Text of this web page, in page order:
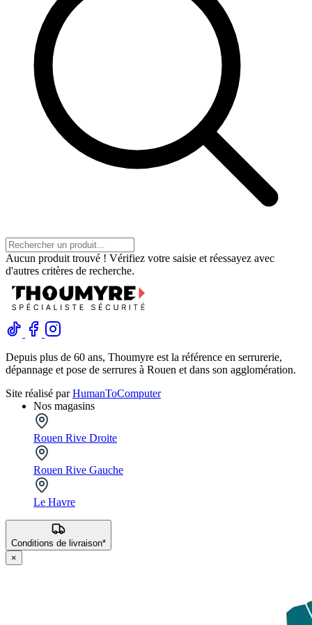
Aucun produit trouvé ! Vérifiez votre saisie et réessayez avec
d'autres critères de recherche.
Depuis plus de 60 ans, Thoumyre est la référence en serrurerie,
dépannage et pose de serrures à Rouen et dans son agglomération.
Site réalisé parHumanToComputer
Nos magasins
Rouen Rive Droite
Rouen Rive Gauche
Le Havre
Conditions de livraison*
×